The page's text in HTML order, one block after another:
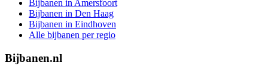
Bijbanen in Amersfoort
Bijbanen in Den Haag
Bijbanen in Eindhoven
Alle bijbanen per regio
Bijbanen.nl